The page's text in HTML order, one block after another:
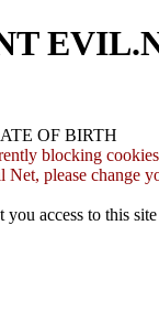
OF BIRTH
blocking
Net, please change
you access to this